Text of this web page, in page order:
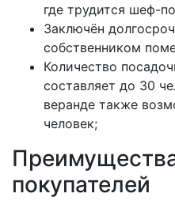
где трудится шеф-
Заключён
собственником
Количество
составляет до 30
веранде также
человек;
покупателей